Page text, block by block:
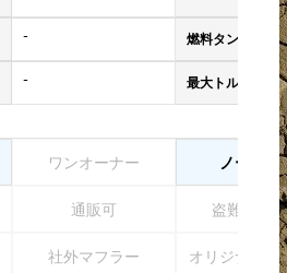
- 燃料タンク容量
- 最大トルク
ワンオーナー ノーマル
通販可 盗難防止
社外マフラー オリジナルペ